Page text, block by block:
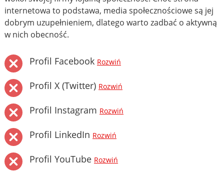
internetowa to podstawa, media społecznościowe są jej
dobrym uzupełnieniem, dlatego warto zadbać o aktywną
w nich obecność.
Profil Facebook Rozwiń
Profil X (Twitter) Rozwiń
Profil Instagram Rozwiń
Profil LinkedIn Rozwiń
Profil YouTube Rozwiń